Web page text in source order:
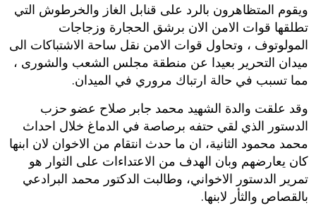
ويقوم المتظاهرون بالرد على قنابل الغاز والخرطوش التي
تطلقها قوات الامن الان برشق الحجارة وزجاجات
المولوتوف ، وتحاول قوات الامن نقل ساحة الاشتباكات الى
ميدان التحرير بعيدا عن منطقة مجلس الشعب والشورى ،
مما تسبب في حالة ارتباك مروري في الميدان.
وقد علقت والدة الشهيد محمد جابر صلاح عضو حزب
الدستور الذي لقي حتفه برصاصة في الدماغ خلال احداث
محمد محمود الثانية، ان ما حدث انتقام من الاخوان لان ابنها
كان يعارضهم وبان الهدف من الاعتداءات على الثوار هو
تمرير الدستور الاخواني، وطالبت الدكتور محمد البرادعي
بالقصاص والثأر لابنها.